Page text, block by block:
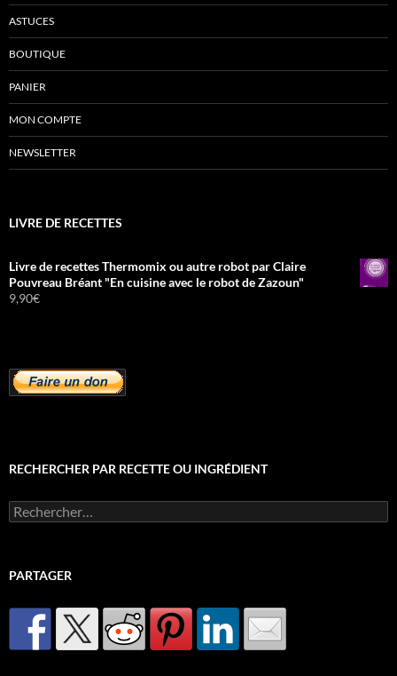
ASTUCES
BOUTIQUE
PANIER
MON COMPTE
NEWSLETTER
LIVRE DE RECETTES
Livre de recettes Thermomix ou autre robot par Claire
Pouvreau Bréant "En cuisine avec le robot de Zazoun"
9,90€
RECHERCHER PAR RECETTE OU INGRÉDIENT
Rechercher :
PARTAGER